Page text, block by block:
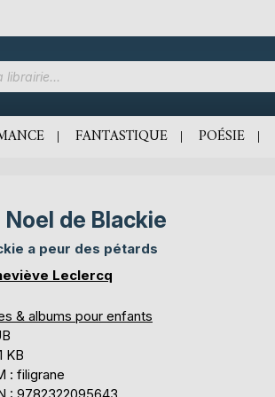
FANTASTIQUE POÉSIE
Noel de Blackie
a peur des pétards
Leclercq
& albums pour enfants
KB
: filigrane